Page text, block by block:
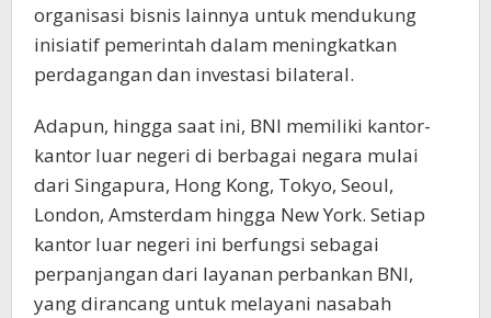
organisasi bisnis lainnya untuk mendukung
inisiatif pemerintah dalam meningkatkan
perdagangan dan investasi bilateral.
Adapun, hingga saat ini, BNI memiliki kantor-
kantor luar negeri di berbagai negara mulai
dari Singapura, Hong Kong, Tokyo, Seoul,
London, Amsterdam hingga New York. Setiap
kantor luar negeri ini berfungsi sebagai
perpanjangan dari layanan perbankan BNI,
yang dirancang untuk melayani nasabah